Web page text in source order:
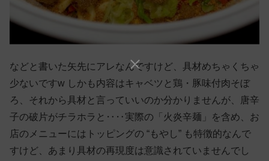
などと書いた矢先にアレなんですけど、具材めちゃくちゃ
少ないですw しかも内容はキャベツと鶏・豚味付肉そぼ
ろ、それから具材と言っていいのか分かりませんが、唐辛
子の破片がチラホラと‥‥実際の「火炎辛麺」を含め、お
店のメニューにはトッピングの “もやし” も特徴的なんで
すけど、あまり具材の再現度は意識されていませんでし